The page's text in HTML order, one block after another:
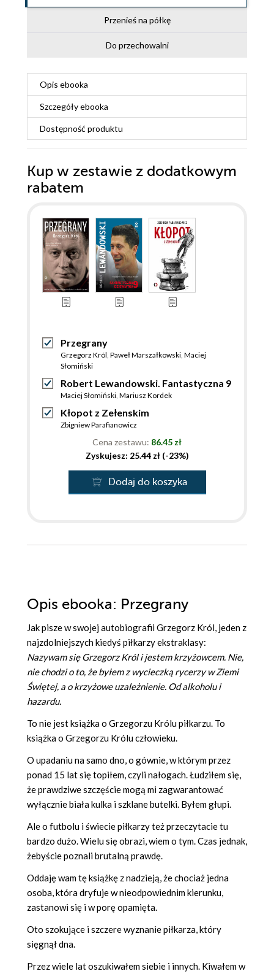
Przenieś na półkę
Do przechowalni
Opis ebooka
Szczegółyebooka
Dostępność produktu
Kup w zestawie z dodatkowym
rabatem
Przegrany
Grzegorz Król Paweł Marszałkowski Maciej
Słomiński
Robert Lewandowski. Fantastyczna 9
Maciej Słomiński Mariusz Kordek
Kłopot z Zełenskim
Zbigniew Parafianowicz
Cena zestawu: 86.45 zł
Zyskujesz: 25.44 zł (-23%)
Dodaj do koszyka
Opis ebooka: Przegrany
Jak pisze w swojej autobiografii Grzegorz Król, jeden z
najzdolniejszych kiedyś piłkarzy ekstraklasy:
Nazywam się Grzegorz Król i jestem krzyżowcem. Nie,
nie chodzi o to, że byłem z wycieczką rycerzy w Ziemi
Świętej, a o krzyżowe uzależnienie. Od alkoholu i
hazardu.
To nie jest książka o Grzegorzu Królu piłkarzu. To
książka o Grzegorzu Królu człowieku.
O upadaniu na samo dno, o gównie, w którym przez
ponad 15 lat się topiłem, czyli nałogach. Łudziłem się,
że prawdziwe szczęście mogą mi zagwarantować
wyłącznie biała kulka i szklane butelki. Byłem głupi.
Ale o futbolu i świecie piłkarzy też przeczytacie tu
bardzo dużo. Wielu się obrazi, wiem o tym. Czas jednak,
żebyście poznali brutalną prawdę.
Oddaję wam tę książkę z nadzieją, że chociaż jedna
osoba, która dryfuje w nieodpowiednim kierunku,
zastanowi się i w porę opamięta.
Oto szokujące i szczere wyznanie piłkarza, który
sięgnął dna.
Przez wiele lat oszukiwałem siebie i innych. Kiwałem w